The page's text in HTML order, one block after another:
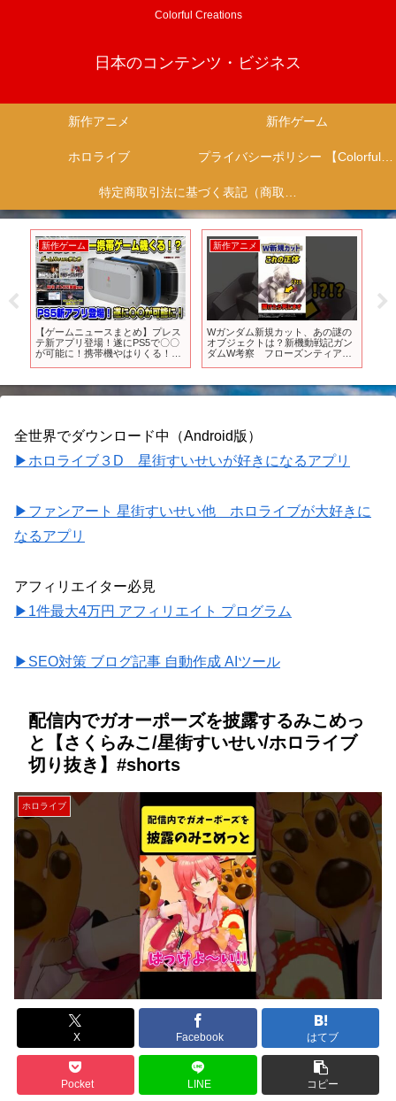
Colorful Creations
日本のコンテンツ・ビジネス
新作アニメ 新作ゲーム
ホロライブ プライバシーポリシー 【Colorful Creation】
特定商取引法に基づく表記（商取引に関する開示）
新作ゲーム
【ゲームニュースまとめ】プレス
テ新アプリ登場！遂にPS5で〇〇
が可能に！携帯機やはりくる！？
イヤル実装ww TVer
新作アニメ
Wガンダム新規カット、あの謎の
オブジェクトは？新機動戦記ガン
ダムW考察 フローズンティアド
全世界でダウンロード中（Android版）
▶ホロライブ３D 星街すいせいが好きになるアプリ
▶ファンアート 星街すいせい他 ホロライブが大好きに
なるアプリ
アフィリエイター必見
▶1件最大4万円 アフィリエイト プログラム
▶SEO対策 ブログ記事 自動作成 AIツール
配信内でガオーポーズを披露するみこめっ
と【さくらみこ/星街すいせい/ホロライブ
切り抜き】#shorts
ホロライブ
X Facebook はてブ
Pocket LINE コピー